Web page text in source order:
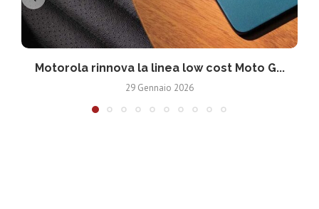
Motorola rinnova la linea low cost Moto G...
29 Gennaio 2026